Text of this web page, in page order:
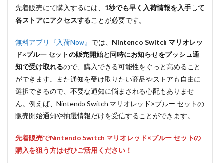
先着販売にて購入するには、 1秒でも早く入荷情報を入手して
各ストアにアクセスすることが必要です。
無料アプリ『入荷Now』 では、 Nintendo Switch マリオレッ
ド×ブルー セットの販売開始と同時にお知らせをプッシュ通
知で受け取れるので、購入できる可能性をぐっと高めること
ができます。また通知を受け取りたい商品やストアも自由に
選択できるので、不要な通知に悩まされる心配もありませ
ん。例えば、Nintendo Switch マリオレッド×ブルー セットの
販売開始通知や抽選情報だけを受信することができます。
先着販売でNintendo Switch マリオレッド×ブルー セットの
購入を狙う方はぜひご活用ください！